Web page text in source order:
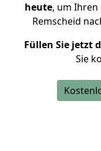
heute, um Ihren
Remscheid
Füllen Sie jetzt
Sie